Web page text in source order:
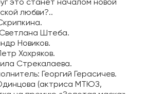
любви?..
Штеба.
Новиков.
Хохряков.
Стрекалаева.
Георгий Герасичев.
(актриса МТЮЗ,